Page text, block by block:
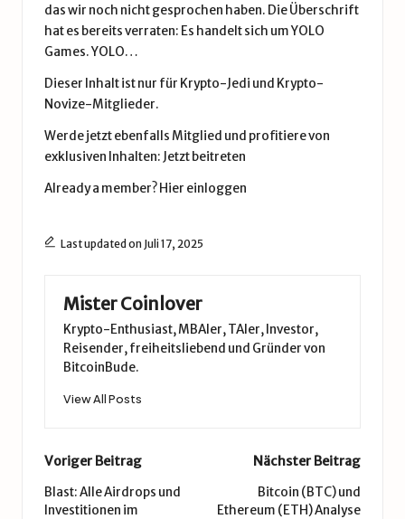
das wir noch nicht gesprochen haben. Die Überschrift
hat es bereits verraten: Es handelt sich um YOLO
Games. YOLO…
Dieser Inhalt ist nur für Krypto-Jedi und Krypto-
Novize-Mitglieder.
Werde jetzt ebenfalls Mitglied und profitiere von
exklusiven Inhalten: Jetzt beitreten
Already a member? Hier einloggen
Last updated on Juli 17, 2025
Mister Coinlover
Krypto-Enthusiast, MBAler, TAler, Investor,
Reisender, freiheitsliebend und Gründer von
BitcoinBude.
View All Posts
Post
navigation
Voriger Beitrag
Blast: Alle Airdrops und
Investitionen im
Nächster Beitrag
Bitcoin (BTC) und
Ethereum (ETH) Analyse